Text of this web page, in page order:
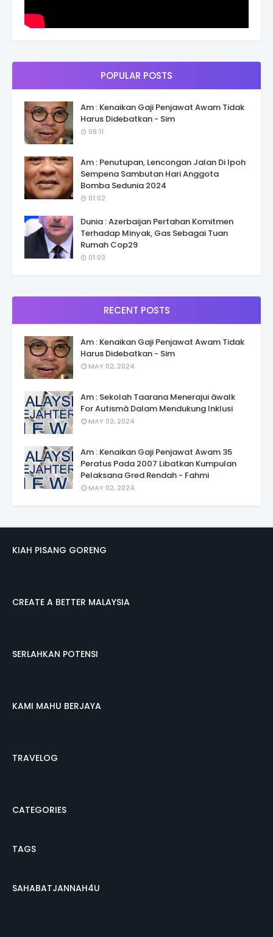
POPULAR POSTS
Am : Kenaikan Gaji Penjawat Awam Tidak
Harus Didebatkan - Sim
09:11
Am : Penutupan, Lencongan Jalan Di Ipoh
Sempena Sambutan Hari Anggota
Bomba Sedunia 2024
01:02
Dunia : Azerbaijan Pertahan Komitmen
Terhadap Minyak, Gas Sebagai Tuan
Rumah Cop29
01:03
RECENT POSTS
Am : Kenaikan Gaji Penjawat Awam Tidak
Harus Didebatkan - Sim
MAY 02, 2024
Am : Sekolah Taarana Menerajui âwalk
For Autismâ Dalam Mendukung Inklusi
MAY 02, 2024
Am : Kenaikan Gaji Penjawat Awam 35
Peratus Pada 2007 Libatkan Kumpulan
Pelaksana Gred Rendah - Fahmi
MAY 02, 2024
KIAH PISANG GORENG
CREATE A BETTER MALAYSIA
SERLAHKAN POTENSI
KAMI MAHU BERJAYA
TRAVELOG
CATEGORIES
TAGS
SAHABATJANNAH4U